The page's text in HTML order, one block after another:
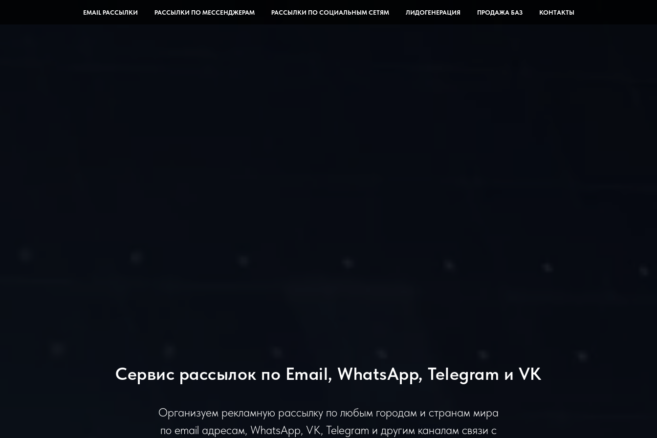
EMAIL РАССЫЛКИ РАССЫЛКИ ПО МЕССЕНДЖЕРАМ РАССЫЛКИ ПО СОЦИАЛЬНЫМ СЕТЯМ ЛИДОГЕНЕРАЦИЯ ПРОДАЖА БАЗ КОНТАКТЫ
Сервис рассылок по Email, WhatsApp, Telegram и VK
Организуем рекламную рассылку по любым городам и странам мира
по email адресам, WhatsApp, VK, Telegram и другим каналам связи с